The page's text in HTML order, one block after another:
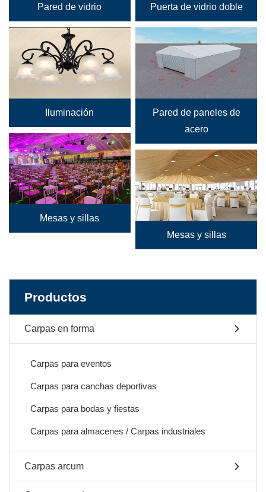
Pared de vidrio Puerta de vidrio doble
Iluminación
Pared de paneles de
acero
Mesas y sillas
Mesas y sillas
Productos
Carpas en forma
Carpas para eventos
Carpas para canchas deportivas
Carpas para bodas y fiestas
Carpas para almacenes / Carpas industriales
Carpas arcum